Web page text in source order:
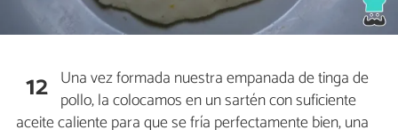
12 Una vez formada nuestra empanada de tinga de
pollo, la colocamos en un sartén con suficiente
aceite caliente para que se fría perfectamente bien, una